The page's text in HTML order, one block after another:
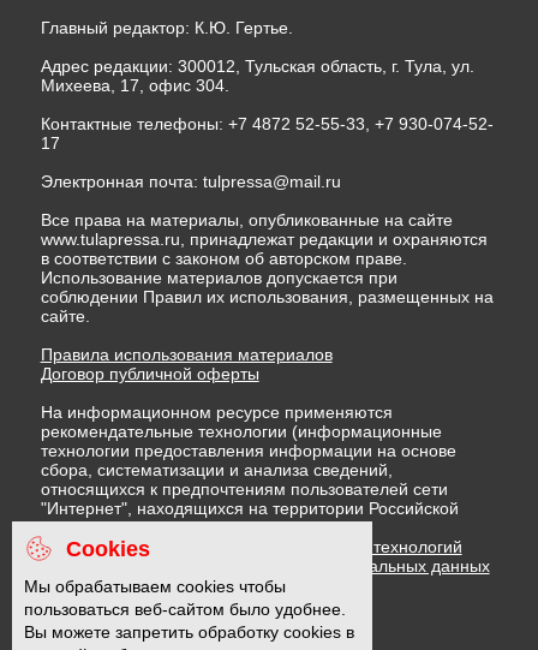
Главный редактор: К.Ю. Гертье.
Адрес редакции: 300012, Тульская область, г. Тула, ул.
Михеева, 17, офис 304.
Контактные телефоны: +7 4872 52-55-33, +7 930-074-52-
17
Электронная почта: tulpressa@mail.ru
Все права на материалы, опубликованные на сайте
www.tulapressa.ru, принадлежат редакции и охраняются
в соответствии с законом об авторском праве.
Использование материалов допускается при
соблюдении Правил их использования, размещенных на
сайте.
Правила использования материалов
Договор публичной оферты
На информационном ресурсе применяются
рекомендательные технологии (информационные
технологии предоставления информации на основе
сбора, систематизации и анализа сведений,
относящихся к предпочтениям пользователей сети
"Интернет", находящихся на территории Российской
Федерации)
Правила применения рекомендательных технологий
Политика в отношении обработки персональных данных
Политика обработки файлов cookie
Cookies
Мы обрабатываем cookies чтобы
пользоваться веб-сайтом было удобнее.
Вы можете запретить обработку cookies в